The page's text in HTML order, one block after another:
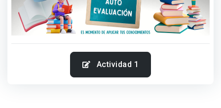
Actividad 1